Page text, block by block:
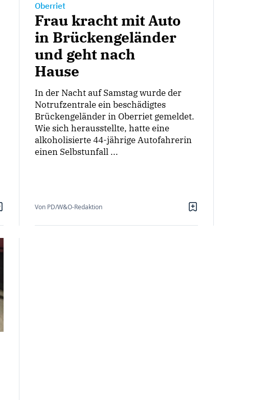
Oberriet
Frau kracht mit Auto
in Brückengeländer
und geht nach
Hause
In der Nacht auf Samstag wurde der
Notrufzentrale ein beschädigtes
Brückengeländer in Oberriet gemeldet.
Wie sich herausstellte, hatte eine
alkoholisierte 44-jährige Autofahrerin
einen Selbstunfall ...
Von PD/W&O-Redaktion